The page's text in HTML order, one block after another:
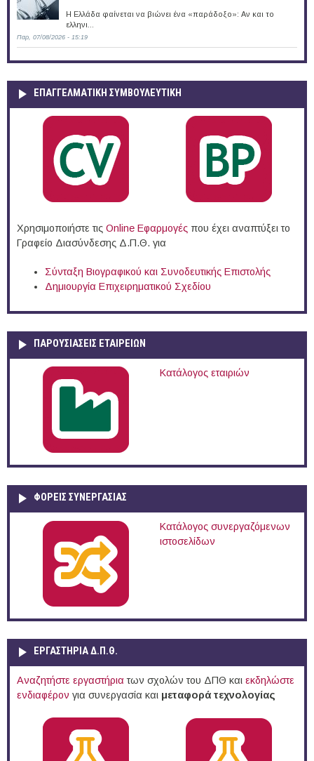
Η Ελλάδα φαίνεται να βιώνει ένα «παράδοξο»: Αν και το
ελληνι...
Παρ, 07/08/2026 - 15:19
ΕΠΑΓΓΕΛΜΑΤΙΚΉ ΣΥΜΒΟΥΛΕΥΤΙΚΉ
Χρησιμοποιήστε τις Online Eφαρμογές που έχει αναπτύξει το
Γραφείο Διασύνδεσης Δ.Π.Θ. για
Σύνταξη Βιογραφικού και Συνοδευτικής Επιστολής
Δημιουργία Επιχειρηματικού Σχεδίου
ΠΑΡΟΥΣΙΆΣΕΙΣ ΕΤΑΙΡΕΙΏΝ
Κατάλογος εταιριών
ΦΟΡΕΙΣ ΣΥΝΕΡΓΑΣΙΑΣ
Κατάλογος συνεργαζόμενων
ιστοσελίδων
ΕΡΓΑΣΤΗΡΙΑ Δ.Π.Θ.
Αναζητήστε εργαστήρια των σχολών του ΔΠΘ και εκδηλώστε
ενδιαφέρον για συνεργασία και μεταφορά τεχνολογίας